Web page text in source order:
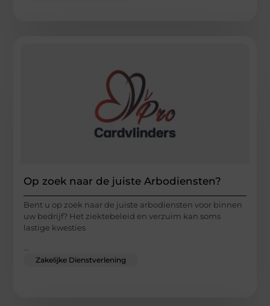
Op zoek naar de juiste Arbodiensten?
Bent u op zoek naar de juiste arbodiensten voor binnen
uw bedrijf? Het ziektebeleid en verzuim kan soms
lastige kwesties
...
Zakelijke Dienstverlening